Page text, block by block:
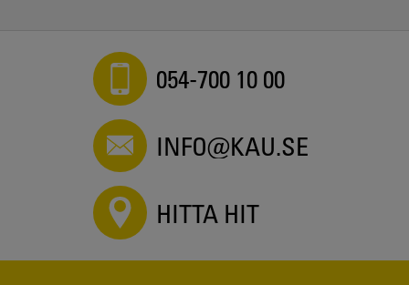
054-700 10 00
INFO@KAU.SE
HITTA HIT